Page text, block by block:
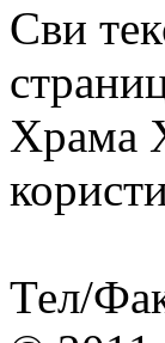
Сви
Храма
Тел/